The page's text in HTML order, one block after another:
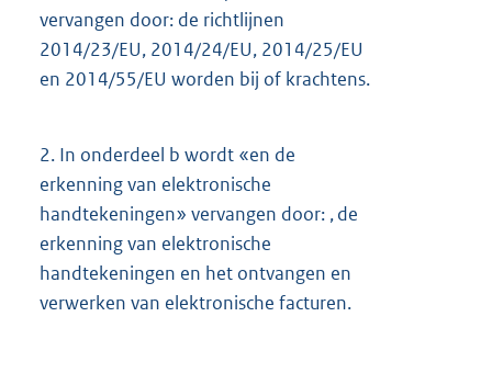
vervangen door: de richtlijnen
2014/23/EU, 2014/24/EU, 2014/25/EU
en 2014/55/EU worden bij of krachtens.
2. In onderdeel b wordt «en de
erkenning van elektronische
handtekeningen» vervangen door: , de
erkenning van elektronische
handtekeningen en het ontvangen en
verwerken van elektronische facturen.